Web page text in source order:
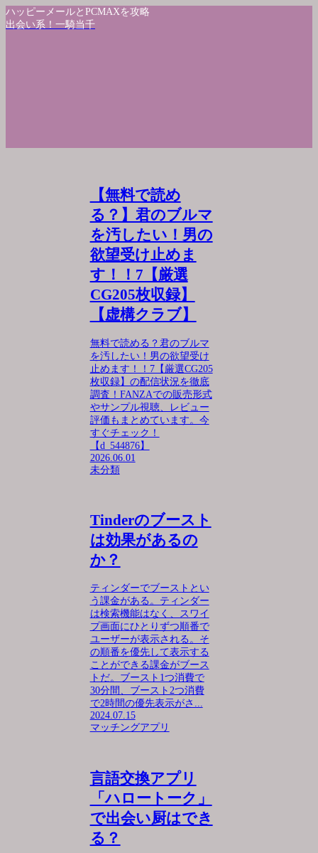
ハッピーメールとPCMAXを攻略
出会い系！一騎当千
【無料で読め
る？】君のブルマ
を汚したい！男の
欲望受け止めま
す！！7【厳選
CG205枚収録】
【虚構クラブ】
無料で読める？君のブルマ
を汚したい！男の欲望受け
止めます！！7【厳選CG205
枚収録】の配信状況を徹底
調査！FANZAでの販売形式
やサンプル視聴、レビュー
評価もまとめています。今
すぐチェック！
【d_544876】
2026.06.01
未分類
Tinderのブースト
は効果があるの
か？
ティンダーでブーストとい
う課金がある。ティンダー
は検索機能はなく、スワイ
プ画面にひとりずつ順番で
ユーザーが表示される。そ
の順番を優先して表示する
ことができる課金がブース
トだ。ブースト1つ消費で
30分間、ブースト2つ消費
で2時間の優先表示がさ...
2024.07.15
マッチングアプリ
言語交換アプリ
「ハロートーク」
で出会い厨はでき
る？